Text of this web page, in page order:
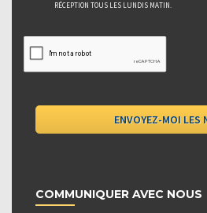
RÉCEPTION TOUS LES LUNDIS MATIN.
COMMUNIQUER AVEC NOUS